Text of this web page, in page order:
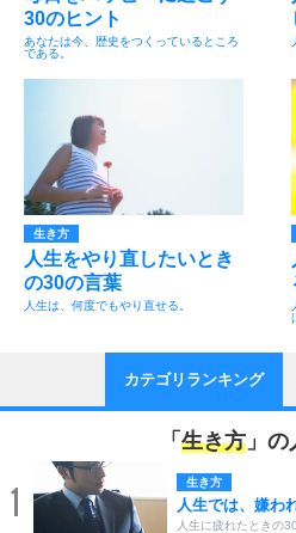
30のヒント
あなたは今、歴史をつくっているところ
である。
生き方
人生をやり直したいとき
の30の言葉
人生は、何度でもやり直せる。
カテゴリランキング
「 生き方 」
1 生き方
人生では、嫌わ
人生に疲れたときの